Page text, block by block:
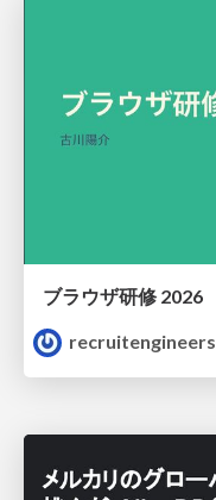
ブラウザ研修 2026
recruitengineers